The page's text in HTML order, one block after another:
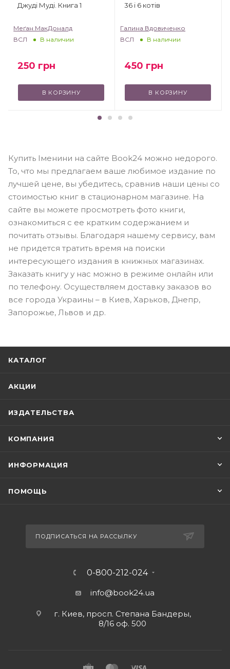
Джуді Муді. Книга 1
Меґан МакДоналд
ВСЛ
В наличии
250 грн
В КОРЗИНУ
36 і 6 котів
Галина Вдовиченко
ВСЛ
В наличии
450 грн
В КОРЗИНУ
Купить Іменини на сайте Book24 можно недорого.
То, что мы предлагаем ваше любимое издание по
лучшей цене, вы убедитесь, сравнив наши цены со
стоимостью книг в стационарном магазине. На
сайте вы можете просмотреть фото книги,
ознакомиться с ее кратким содержанием и
почитать отзывы. Благодаря нашему сервису, вам
не придется тратить время на поиски
интересующего издания в книжных магазинах.
Заказать книгу у нас можно в режиме онлайн или
по телефону. Осуществляем доставку заказов во
все города Украины – в Киев, Харьков, Днепр,
Запорожье, Львов и др.
КАТАЛОГ
АКЦИИ
ИЗДАТЕЛЬСТВА
КОМПАНИЯ
ИНФОРМАЦИЯ
ПОМОЩЬ
ПОДПИСАТЬСЯ НА РАССЫЛКУ
0-800-212-024
info@book24.ua
г. Киев, просп. Степана Бандеры,
8/16 оф. 500